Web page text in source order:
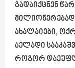
გადაიქცნენ
ახალაიები,
ბელადი
როგორ